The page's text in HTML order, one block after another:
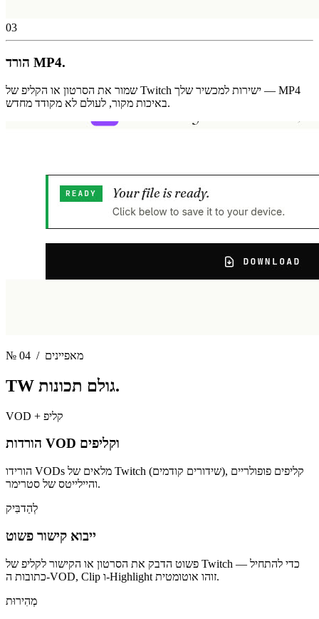
03
הורד MP4.
שמור את הסרטון או הקליפ של Twitch ישירות למכשיר שלך — MP4
באיכות מקור, לעולם לא מקודד מחדש.
№ 04 / מאפיינים
TW גולםתכונות.
VOD + קליפ
הורדות VOD וקליפים
הורידו VODs מלאים של Twitch (שידורים קודמים), קליפים פופולריים
והיילייטס של סטרימר.
לְהַדבִּיק
ייבוא קישור פשוט
פשוט הדבק את הסרטון או הקישור לקליפ של Twitch כדי להתחיל —
כתובות ה-VOD, Clip ו-Highlight זוהו אוטומטית.
מְהִירוּת